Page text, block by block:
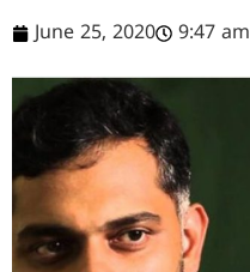
June 25, 2020 9:47 am